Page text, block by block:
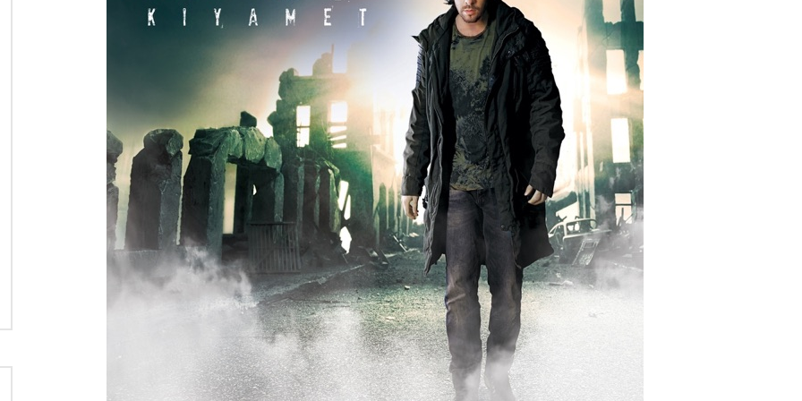
مصاحبه حسن یزدانی بعد از برنده شدن با تیلور حسن یزدانی دیوید تیلور